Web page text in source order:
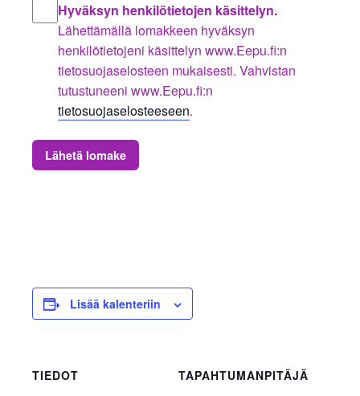
Hyväksyn henkilötietojen käsittelyn.
Lähettämällä lomakkeen hyväksyn
henkilötietojeni käsittelyn www.Eepu.fi:n
tietosuojaselosteen mukaisesti. Vahvistan
tutustuneeni www.Eepu.fi:n
tietosuojaselosteeseen.
Lähetä lomake
Lisää kalenteriin
TIEDOT
TAPAHTUMANPITÄJÄ